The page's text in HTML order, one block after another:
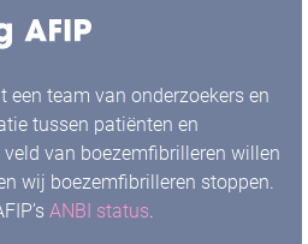
een team van onderzoekers en
tussen patiënten en
van boezemfibrilleren willen
wij boezemfibrilleren stoppen.
ANBI status.